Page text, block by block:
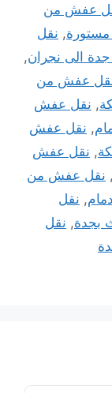
عفش من
, نقل
الى نجران,
عفش من
, نقل عفش
, نقل عفش
, نقل عفش
, نقل عفش من
, نقل
بجدة, نقل